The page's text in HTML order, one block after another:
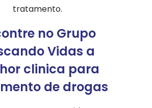
tratamento.
no Grupo
Vidas a
clinica para
de drogas